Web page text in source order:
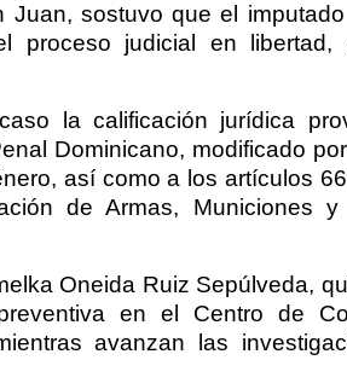
sostuvo que el
proceso judicial en libertad,
la calificación jurídica
Dominicano, modificado
así como a los artículos
de Armas, Municiones y
Oneida Ruiz Sepúlveda,
en el Centro de
avanzan las